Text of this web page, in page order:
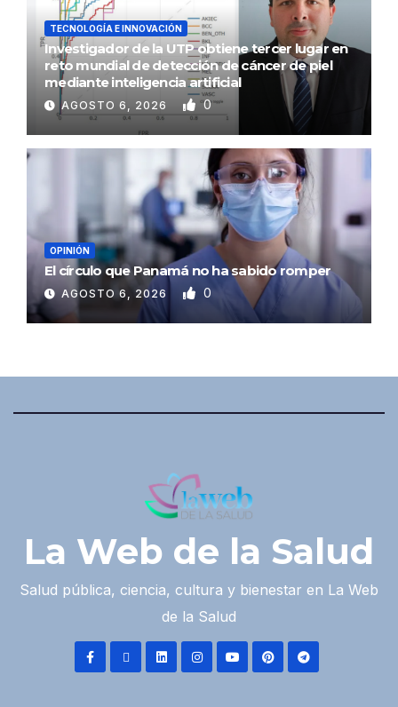
TECNOLOGÍA E INNOVACIÓN
Investigador de la UTP obtiene tercer lugar en
reto mundial de detección de cáncer de piel
mediante inteligencia artificial
AGOSTO 6, 2026 0
OPINIÓN
El círculo que Panamá no ha sabido romper
AGOSTO 6, 2026 0
La Web de la Salud
Salud pública, ciencia, cultura y bienestar en La Web
de la Salud